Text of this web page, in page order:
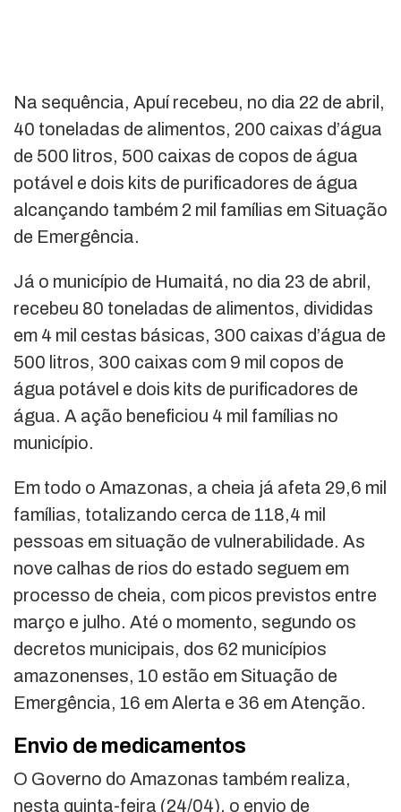
Na sequência, Apuí recebeu, no dia 22 de abril,
40 toneladas de alimentos, 200 caixas d’água
de 500 litros, 500 caixas de copos de água
potável e dois kits de purificadores de água
alcançando também 2 mil famílias em Situação
de Emergência.
Já o município de Humaitá, no dia 23 de abril,
recebeu 80 toneladas de alimentos, divididas
em 4 mil cestas básicas, 300 caixas d’água de
500 litros, 300 caixas com 9 mil copos de
água potável e dois kits de purificadores de
água. A ação beneficiou 4 mil famílias no
município.
Em todo o Amazonas, a cheia já afeta 29,6 mil
famílias, totalizando cerca de 118,4 mil
pessoas em situação de vulnerabilidade. As
nove calhas de rios do estado seguem em
processo de cheia, com picos previstos entre
março e julho. Até o momento, segundo os
decretos municipais, dos 62 municípios
amazonenses, 10 estão em Situação de
Emergência, 16 em Alerta e 36 em Atenção.
Envio de medicamentos
O Governo do Amazonas também realiza,
nesta quinta-feira (24/04), o envio de